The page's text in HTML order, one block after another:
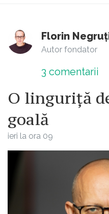
Florin
Autor fondator
3 comentarii
O linguriță
goală
ieri la ora 09